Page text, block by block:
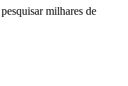
milhares de